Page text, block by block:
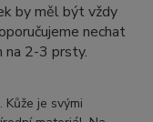
by měl být vždy
nechat
na 2-3 prsty.
je svými